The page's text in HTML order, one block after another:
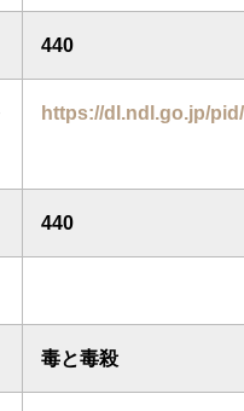
440
https://dl.ndl.go.jp/
440
毒と毒殺